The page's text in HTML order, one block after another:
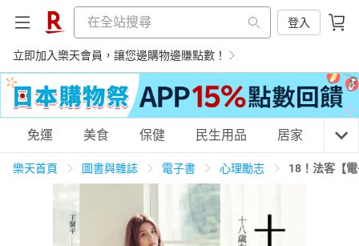
登入
立即加入樂天會員，讓您邊購物邊賺點數！
購物網分類
天天免運 美食蛋糕 養生保健
免運 美食 保健 民生用品 居家 3C
樂天首頁 圖書與雜誌 電子書 心理勵志 18！法客【